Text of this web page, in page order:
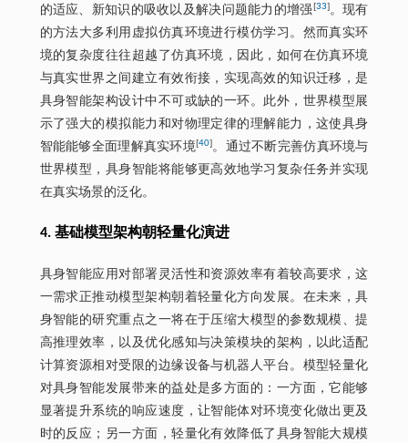
的适应、新知识的吸收以及解决问题能力的增强[33]。现有
的方法大多利用虚拟仿真环境进行模仿学习。然而真实环
境的复杂度往往超越了仿真环境，因此，如何在仿真环境
与真实世界之间建立有效衔接，实现高效的知识迁移，是
具身智能架构设计中不可或缺的一环。此外，世界模型展
示了强大的模拟能力和对物理定律的理解能力，这使具身
智能能够全面理解真实环境[40]。通过不断完善仿真环境与
世界模型，具身智能将能够更高效地学习复杂任务并实现
在真实场景的泛化。
4. 基础模型架构朝轻量化演进
具身智能应用对部署灵活性和资源效率有着较高要求，这
一需求正推动模型架构朝着轻量化方向发展。在未来，具
身智能的研究重点之一将在于压缩大模型的参数规模、提
高推理效率，以及优化感知与决策模块的架构，以此适配
计算资源相对受限的边缘设备与机器人平台。模型轻量化
对具身智能发展带来的益处是多方面的：一方面，它能够
显著提升系统的响应速度，让智能体对环境变化做出更及
时的反应；另一方面，轻量化有效降低了具身智能大规模